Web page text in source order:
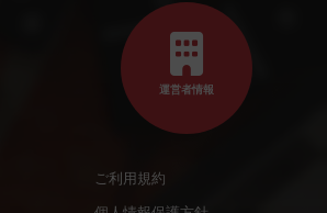
運営者情報
ご利用規約